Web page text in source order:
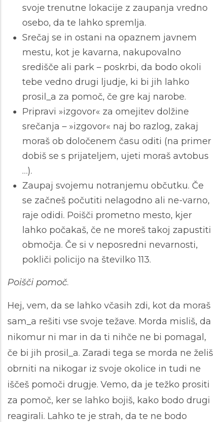
svoje trenutne lokacije z zaupanja vredno
osebo, da te lahko spremlja.
Srečaj se in ostani na opaznem javnem
mestu, kot je kavarna, nakupovalno
središče ali park – poskrbi, da bodo okoli
tebe vedno drugi ljudje, ki bi jih lahko
prosil_a za pomoč, če gre kaj narobe.
Pripravi »izgovor« za omejitev dolžine
srečanja – »izgovor« naj bo razlog, zakaj
moraš ob določenem času oditi (na primer
dobiš se s prijateljem, ujeti moraš avtobus
…).
Zaupaj svojemu notranjemu občutku. Če
se začneš počutiti nelagodno ali ne-varno,
raje odidi. Poišči prometno mesto, kjer
lahko počakaš, če ne moreš takoj zapustiti
območja. Če si v neposredni nevarnosti,
pokliči policijo na številko 113.
Poišči pomoč.
Hej, vem, da se lahko včasih zdi, kot da moraš
sam_a rešiti vse svoje težave. Morda misliš, da
nikomur ni mar in da ti nihče ne bi pomagal,
če bi jih prosil_a. Zaradi tega se morda ne želiš
obrniti na nikogar iz svoje okolice in tudi ne
iščeš pomoči drugje. Vemo, da je težko prositi
za pomoč, ker se lahko bojiš, kako bodo drugi
reagirali. Lahko te je strah, da te ne bodo